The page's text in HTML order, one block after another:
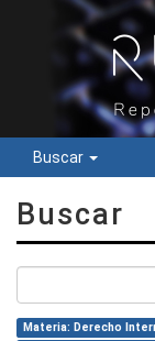
Buscar
Buscar
Materia: Derecho